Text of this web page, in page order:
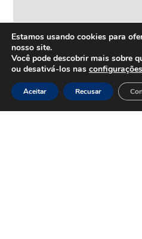
REDE
+UNIDOS
Parceiros
institucionais
Empresas
associadas
Nossos
Estamos usando cookies para
nosso site.
Você pode descobrir mais sobre
ou desativá-los nas configurações
Aceitar Recusar